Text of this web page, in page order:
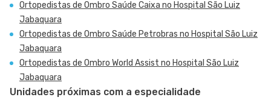
Ortopedistas de Ombro Saúde Caixa no Hospital São Luiz
Jabaquara
Ortopedistas de Ombro Saúde Petrobras no Hospital São Luiz
Jabaquara
Ortopedistas de Ombro World Assist no Hospital São Luiz
Jabaquara
Unidades próximas com a especialidade